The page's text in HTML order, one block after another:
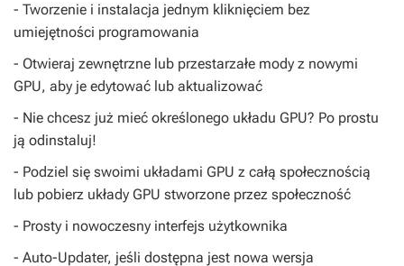
- Tworzenie i instalacja jednym kliknięciem bez
umiejętności programowania
- Otwieraj zewnętrzne lub przestarzałe mody z nowymi
GPU, aby je edytować lub aktualizować
- Nie chcesz już mieć określonego układu GPU? Po prostu
ją odinstaluj!
- Podziel się swoimi układami GPU z całą społecznością
lub pobierz układy GPU stworzone przez społeczność
- Prosty i nowoczesny interfejs użytkownika
- Auto-Updater, jeśli dostępna jest nowa wersja